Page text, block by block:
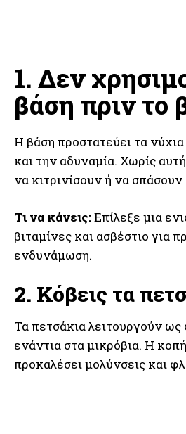
1. Δεν
βάση πριν το
Η βάση προστατεύει τα
και την αδυναμία. Χωρίς
να κιτρινίσουν ή να σπάσουν
Τι να κάνεις:Επίλεξε μια
βιταμίνες και ασβέστιο για
ενδυνάμωση.
2. Κόβεις τα
Τα πετσάκια λειτουργούν
ενάντια στα μικρόβια. Η
προκαλέσει μολύνσεις και